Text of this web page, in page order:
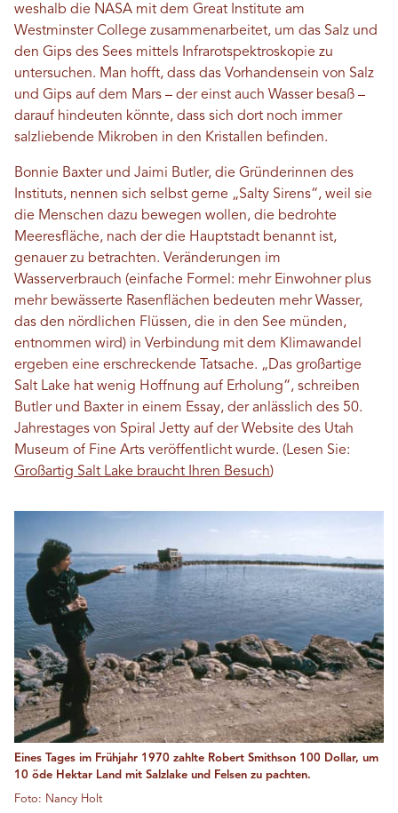
weshalb die NASA mit dem Great Institute am
Westminster College zusammenarbeitet, um das Salz und
den Gips des Sees mittels Infrarotspektroskopie zu
untersuchen. Man hofft, dass das Vorhandensein von Salz
und Gips auf dem Mars – der einst auch Wasser besaß –
darauf hindeuten könnte, dass sich dort noch immer
salzliebende Mikroben in den Kristallen befinden.
Bonnie Baxter und Jaimi Butler, die Gründerinnen des
Instituts, nennen sich selbst gerne „Salty Sirens“, weil sie
die Menschen dazu bewegen wollen, die bedrohte
Meeresfläche, nach der die Hauptstadt benannt ist,
genauer zu betrachten. Veränderungen im
Wasserverbrauch (einfache Formel: mehr Einwohner plus
mehr bewässerte Rasenflächen bedeuten mehr Wasser,
das den nördlichen Flüssen, die in den See münden,
entnommen wird) in Verbindung mit dem Klimawandel
ergeben eine erschreckende Tatsache. „Das großartige
Salt Lake hat wenig Hoffnung auf Erholung“, schreiben
Butler und Baxter in einem Essay, der anlässlich des 50.
Jahrestages von Spiral Jetty auf der Website des Utah
Museum of Fine Arts veröffentlicht wurde. (Lesen Sie:
Großartig Salt Lake braucht Ihren Besuch)
Eines Tages im Frühjahr 1970 zahlte Robert Smithson 100 Dollar, um
10 öde Hektar Land mit Salzlake und Felsen zu pachten.
Foto: Nancy Holt